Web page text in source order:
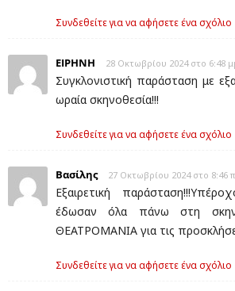
Συνδεθείτε για να αφήσετε ένα σχόλιο
ΕΙΡΗΝΗ 28 Οκτωβρίου 2024 στο 6:48
Συγκλονιστική παράσταση με
ωραία σκηνοθεσία!!!
Συνδεθείτε για να αφήσετε ένα σχόλιο
Βασίλης 27 Οκτωβρίου 2024 στο 8:46
Εξαιρετική
έδωσαν όλα πάνω στη
ΘΕΑΤΡΟΜΑΝΙΑ για τις
Συνδεθείτε για να αφήσετε ένα σχόλιο